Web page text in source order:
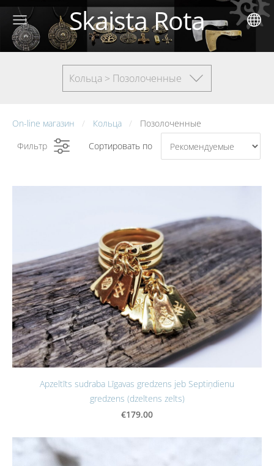
Skaista Rota
Кольца > Позолоченные
On-line магазин Кольца
Позолоченные
Фильтр
Сортировать по
Apzeltīts sudraba Līgavas gredzens jeb Septiņdienu
gredzens (dzeltens zelts)
€179.00